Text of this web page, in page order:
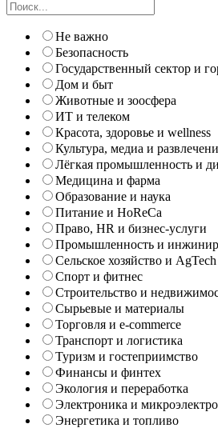
Не важно
Безопасность
Государственный сектор и
Дом и быт
Животные и зоосфера
ИТ и телеком
Красота, здоровье и wellness
Культура, медиа и
Лёгкая промышленность и
Медицина и фарма
Образование и наука
Питание и HoReCa
Право, HR и бизнес-услуги
Промышленность и
Сельское хозяйство и AgTech
Спорт и фитнес
Строительство и
Сырьевые и материалы
Торговля и e-commerce
Транспорт и логистика
Туризм и гостеприимство
Финансы и финтех
Экология и переработка
Электроника и
Энергетика и топливо